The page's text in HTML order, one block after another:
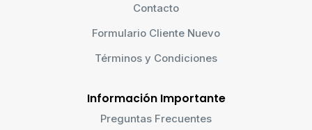
Contacto
Formulario Cliente Nuevo
Términos y Condiciones
Información Importante
Preguntas Frecuentes